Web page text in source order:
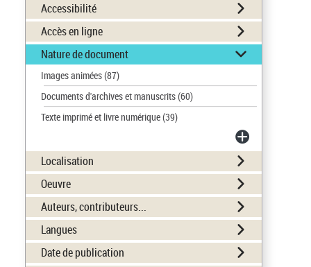
Accessibilité
Accès en ligne
Nature de document
Images animées(87)
Documents d'archives et manuscrits(60)
Texte imprimé et livre numérique(39)
Localisation
Oeuvre
Auteurs, contributeurs...
Langues
Date de publication